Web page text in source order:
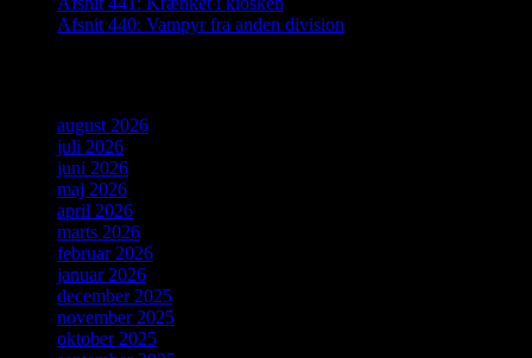
Afsnit 440: Vampyr fra anden division
august 2026
juli 2026
juni 2026
maj 2026
april 2026
marts 2026
februar 2026
januar 2026
december 2025
november 2025
oktober 2025